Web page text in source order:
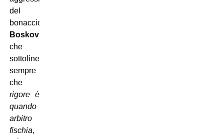
del
bonaccione
Boskov,
che
sottolineava
sempre
che
rigore è
quando
arbitro
fischia,